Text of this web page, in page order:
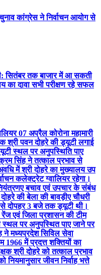
कांग्रेस ने निर्वाचन आयोग से
सितंबर तक बाजार में आ सकती
का दावा सभी परीक्षण रहे सफल
07 अप्रैल कोरोना महामारी
श्री पवन दोहरे की ड्यूटी लगाई
स्थल पर अनुपस्थिति पाए
सिंह ने तत्काल प्रभाव से
में श्री दोहरे का मुख्यालय उप
कलेक्ट्रेट ग्वालियर रहेगा।
बचाव एवं उपचार के संबंध
की बेला की बावड़ीए चौधरी
से दोपहर 3 बजे तक ड्यूटी थी।
एवं जिला प्रशासन की टीम
स्थल पर अनुपस्थित पाए जाने पर
मध्यप्रदेश सिविल सेवा
1966 में प्रदत्त शक्तियों का
श्री दोहरे को तत्काल प्रभाव
जीवन निर्वाह भत्ते